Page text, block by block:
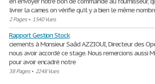
livrer la cames on vérifie qu’il y a bien le même
2 Pages• 1540 Vues
Rapport Gestion Stock
ciements à Monsieur Saâd AZZIOUI, Directeur des
nous avoir accordé ce stage. Nous remercions aussi
pour avoir encadré notre
38 Pages• 2248 Vues